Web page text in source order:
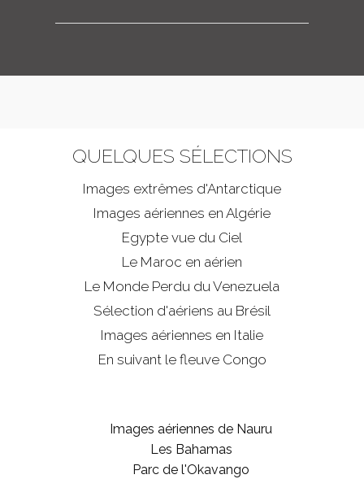
QUELQUES SÉLECTIONS
Images extrêmes d'Antarctique
Images aériennes en Algérie
Egypte vue du Ciel
Le Maroc en aérien
Le Monde Perdu du Venezuela
Sélection d'aériens au Brésil
Images aériennes en Italie
En suivant le fleuve Congo
Images aériennes de Nauru
Les Bahamas
Parc de l'Okavango